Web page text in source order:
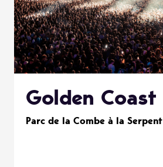
Golden Coast
Parc de la Combe à la Serpent